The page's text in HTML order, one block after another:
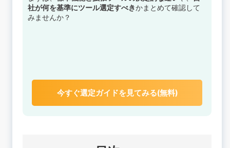
社が何を基準にツール選定すべきかまとめて確認して
みませんか？
今すぐ選定ガイドを見てみる(無料)